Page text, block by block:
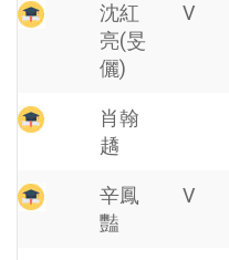
沈紅
亮(旻
儷)
V
肖翰
趫
辛鳳
豔
V